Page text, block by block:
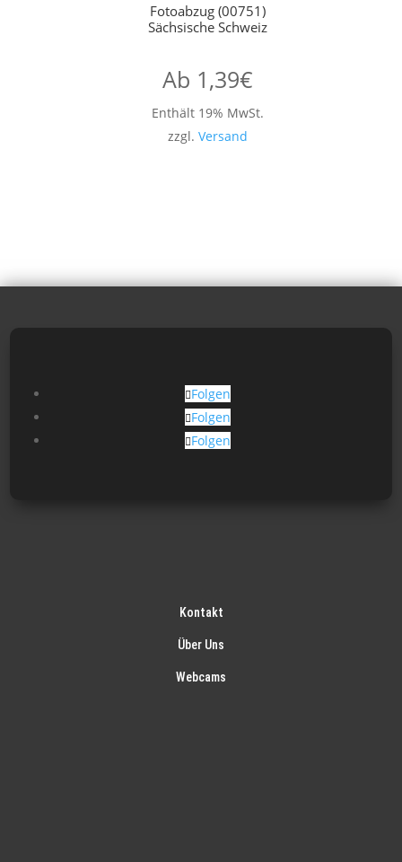
Fotoabzug (00751)
Sächsische Schweiz
Ab 1,39€
Enthält 19% MwSt.
zzgl. Versand
Folgen
Folgen
Folgen
Kontakt
Über Uns
Webcams